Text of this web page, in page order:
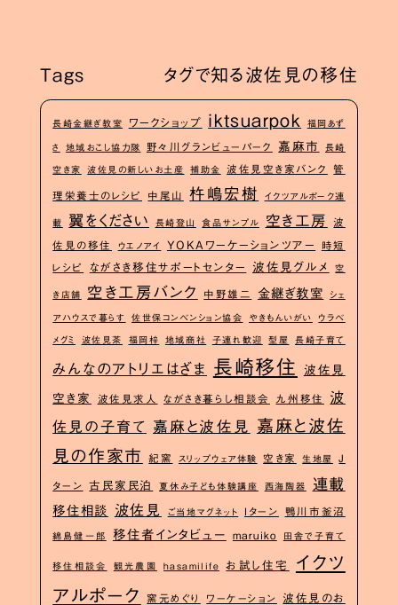
Tags タグで知る波佐見の移住
長崎金継ぎ教室 ワークショップ iktsuarpok 福岡あず
さ 地域おこし協力隊 野々川グランビューパーク 嘉麻市 長崎
空き家 波佐見の新しいお土産 補助金 波佐見空き家バンク 管
理栄養士のレシピ 中尾山 杵嶋宏樹 イクツアルポーク連
載 翼をください 長崎登山 食品サンプル 空き工房 波
佐見の移住 ウエノアイ YOKAワーケーションツアー 時短
レシピ ながさき移住サポートセンター 波佐見グルメ 空
き店舗 空き工房バンク 中野雄二 金継ぎ教室 シェ
アハウスで暮らす 佐世保コンベンション協会 やきもんいがい ウラベ
メグミ 波佐見茶 福岡梓 地域商社 子連れ歓迎 型屋 長崎子育て
みんなのアトリエはざま 長崎移住 波佐見
空き家 波佐見求人 ながさき暮らし相談会 九州移住 波
佐見の子育て 嘉麻と波佐見
嘉麻と波佐
見の作家市
紀窯 スリップウェア体験 空き家 生地屋 J
ターン 古民家民泊 夏休み子ども体験講座 西海陶器 連載
移住相談 波佐見 ご当地マグネット Iターン 鴨川市釜沼
綿島健一郎 移住者インタビュー maruiko 田舎で子育て
移住相談会 観光農園 hasamilife お試し住宅
イクツ
アルポーク
窯元めぐり ワーケーション 波佐見のお